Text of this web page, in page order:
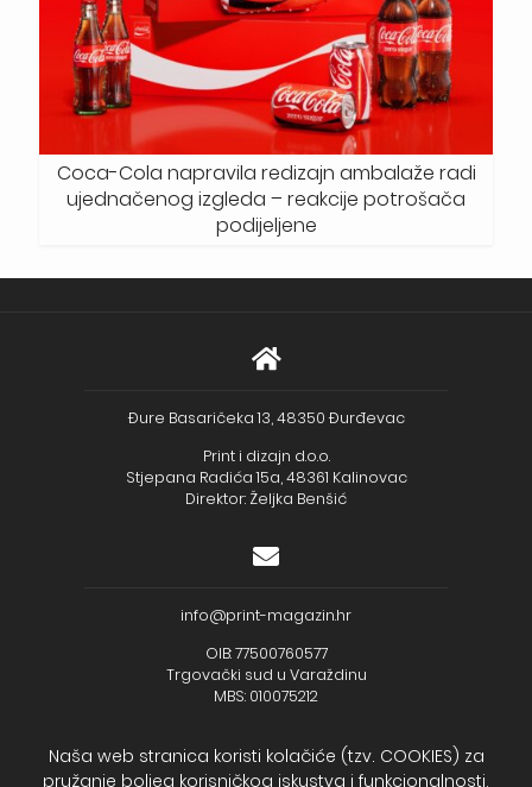
Coca-Cola napravila redizajn ambalaže radi
ujednačenog izgleda – reakcije potrošača
podijeljene
Đure Basaričeka 13, 48350 Đurđevac
Print i dizajn d.o.o.
Stjepana Radića 15a, 48361 Kalinovac
Direktor: Željka Benšić
info@print-magazin.hr
OIB: 77500760577
Trgovački sud u Varaždinu
MBS: 010075212
Naša web stranica koristi kolačiće (tzv. COOKIES) za
pružanje boljeg korisničkog iskustva i funkcionalnosti,